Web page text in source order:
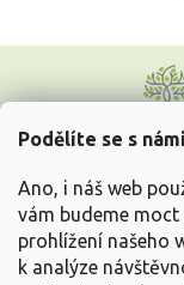
Podělíte se s
Ano, i náš web
vám budeme
prohlížení našeho
k analýze
p
Vše o nákupu
Informace pro